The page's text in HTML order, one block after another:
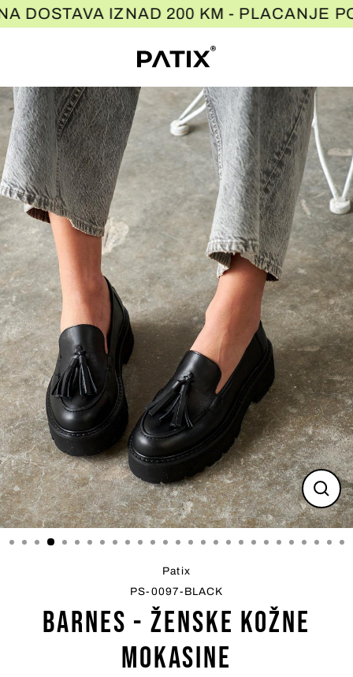
Preskoči
na
DOSTAVA IZNAD 200 KM -
(esc)
Patix
PS-0097-BLACK
Barnes - Ženske Kožne
Mokasine